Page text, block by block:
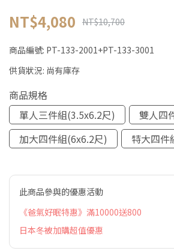
NT$4,080 NT$10,700
商品編號: PT-133-2001+PT-133-3001
供貨狀況: 尚有庫存
商品規格
單人三件組(3.5x6.2尺)
雙人四
加大四件組(6x6.2尺)
特大四件
此商品參與的優惠活動
《爸氣好眠特惠》滿10000送800
日本冬被加購超值優惠